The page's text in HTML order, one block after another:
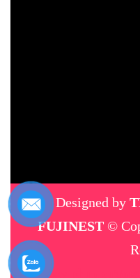
Designed by
FUJINEST ©
máy phun sương